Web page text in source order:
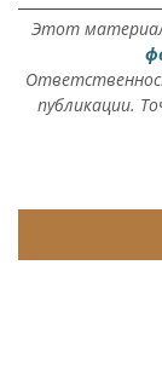
Этот материал
публикации.